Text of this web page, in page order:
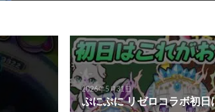
2026年5月31日
ぷにぷに リゼロコラボ初日